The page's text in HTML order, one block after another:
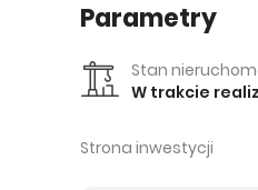
Parametry
Stan
W trakcie
Strona inwestycji